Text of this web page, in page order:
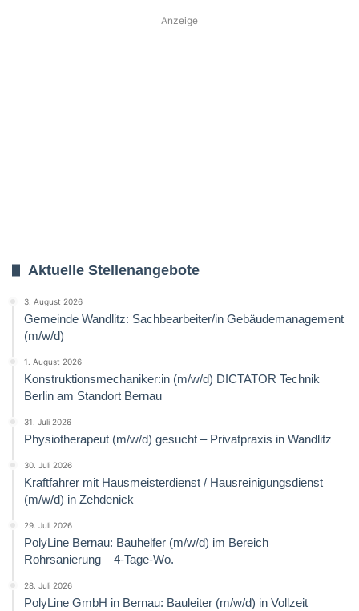
Anzeige
Aktuelle Stellenangebote
3. August 2026
Gemeinde Wandlitz: Sachbearbeiter/in Gebäudemanagement
(m/w/d)
1. August 2026
Konstruktionsmechaniker:in (m/w/d) DICTATOR Technik
Berlin am Standort Bernau
31. Juli 2026
Physiotherapeut (m/w/d) gesucht – Privatpraxis in Wandlitz
30. Juli 2026
Kraftfahrer mit Hausmeisterdienst / Hausreinigungsdienst
(m/w/d) in Zehdenick
29. Juli 2026
PolyLine Bernau: Bauhelfer (m/w/d) im Bereich
Rohrsanierung – 4-Tage-Wo.
28. Juli 2026
PolyLine GmbH in Bernau: Bauleiter (m/w/d) in Vollzeit